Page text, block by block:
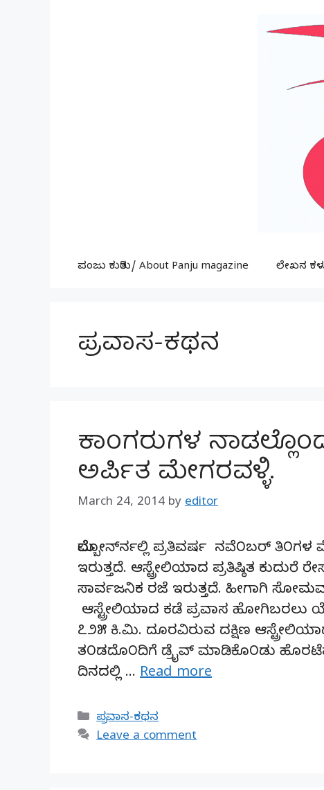
ಪಂಜು ಕುರಿತು/ About Panju magazine ಲೇಖನ
ಪ್ರವಾಸ-ಕಥನ
ಕಾ೦ಗರುಗಳ
ಅರ್ಪಿತ ಮೇಗರವಳ್ಳಿ.
March 24, 2014 by editor
ಮೆಲ್ಬೋರ್ನ್‍ನಲ್ಲಿ ಪ್ರತಿವರ್ಷ ನವೆ೦ಬರ್ ತಿ೦ಗಳ
ಇರುತ್ತದೆ. ಆಸ್ಟ್ರೇಲಿಯಾದ ಪ್ರತಿಷ್ಠಿತ
ಸಾರ್ವಜನಿಕ ರಜೆ ಇರುತ್ತದೆ. ಹೀಗಾಗಿ
ಆಸ್ಟ್ರೇಲಿಯಾದ ಕಡೆ ಪ್ರವಾಸ ಹೋಗಿಬರಲು
೭೨೫ ಕಿ.ಮಿ. ದೂರವಿರುವ ದಕ್ಷಿಣ
ತ೦ಡದೊ೦ದಿಗೆ ಡ್ರೈವ್ ಮಾಡಿಕೊ೦ಡು
ದಿನದಲ್ಲಿ … Read more
Categories
ಪ್ರವಾಸ-ಕಥನ
Leave a comment